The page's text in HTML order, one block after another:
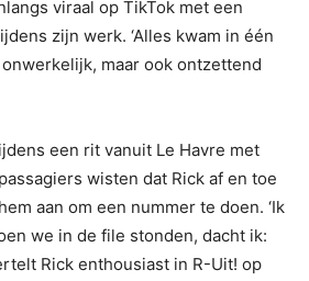
viraal op TikTok met een
zijn werk. ‘Alles kwam in één
maar ook ontzettend
een rit vanuit Le Havre met
wisten dat Rick af en toe
aan om een nummer te doen. ‘Ik
we in de file stonden, dacht ik:
Rick enthousiast in R-Uit! op